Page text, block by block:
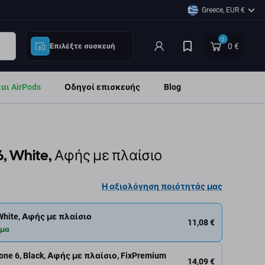
Greece, EUR €
Επιλέξτε συσκευή
0
0 €
AirPods Οδηγοί επισκευής Blog
White, Αφής με πλαίσιο
Η αξιολόγηση ποιότητάς μας
6, Black, Αφής με πλαίσιο, FixPremium
14,09 €
Αφής με πλαίσιο
11,08 €